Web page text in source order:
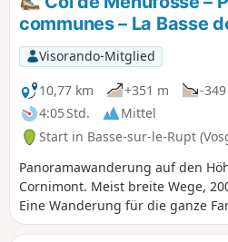
Wanderung, die für alle, auch für
communes – La Basse
Visorando-Mitglied
10,77 km
+351 m
-
4:05 Std.
Mittel
Start in Basse-sur-le-Rupt
Panoramawanderung auf den
Cornimont. Meist breite Wege,
Eine Wanderung für die ganze
Wanderern”.